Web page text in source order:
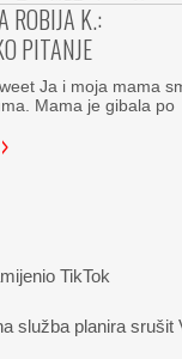
ROBIJA K.:
PITANJE
Ja i moja mama
Mama je gibala po
TikTok
služba planira